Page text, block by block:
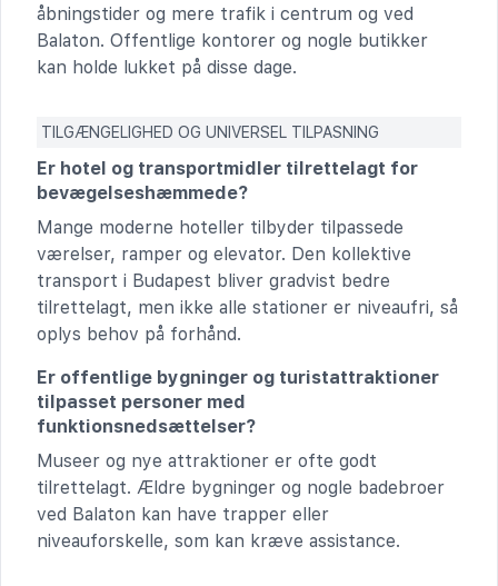
åbningstider og mere trafik i centrum og ved
Balaton. Offentlige kontorer og nogle butikker
kan holde lukket på disse dage.
TILGÆNGELIGHED OG UNIVERSEL TILPASNING
Er hotel og transportmidler tilrettelagt for
bevægelseshæmmede?
Mange moderne hoteller tilbyder tilpassede
værelser, ramper og elevator. Den kollektive
transport i Budapest bliver gradvist bedre
tilrettelagt, men ikke alle stationer er niveaufri, så
oplys behov på forhånd.
Er offentlige bygninger og turistattraktioner
tilpasset personer med
funktionsnedsættelser?
Museer og nye attraktioner er ofte godt
tilrettelagt. Ældre bygninger og nogle badebroer
ved Balaton kan have trapper eller
niveauforskelle, som kan kræve assistance.